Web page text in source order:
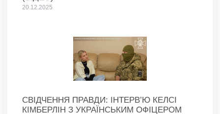
20.12.2025
СВІДЧЕННЯ ПРАВДИ: ІНТЕРВ’Ю КЕЛСІ
КІМБЕРЛІН З УКРАЇНСЬКИМ ОФІЦЕРОМ